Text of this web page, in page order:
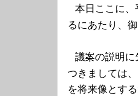
本日ここに、
るにあたり、
議案の説明
つきましては
を将来像とす